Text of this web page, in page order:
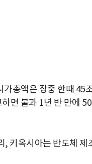
가총액은 장중 한때 45
면 불과 1년 반 만에
, 키옥시아는 반도체 제